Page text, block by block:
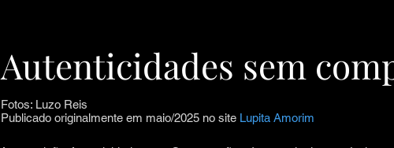
Autenticidades sem
Fotos: Luzo Reis
Publicado originalmente em maio/2025 no site Lupita Amorim